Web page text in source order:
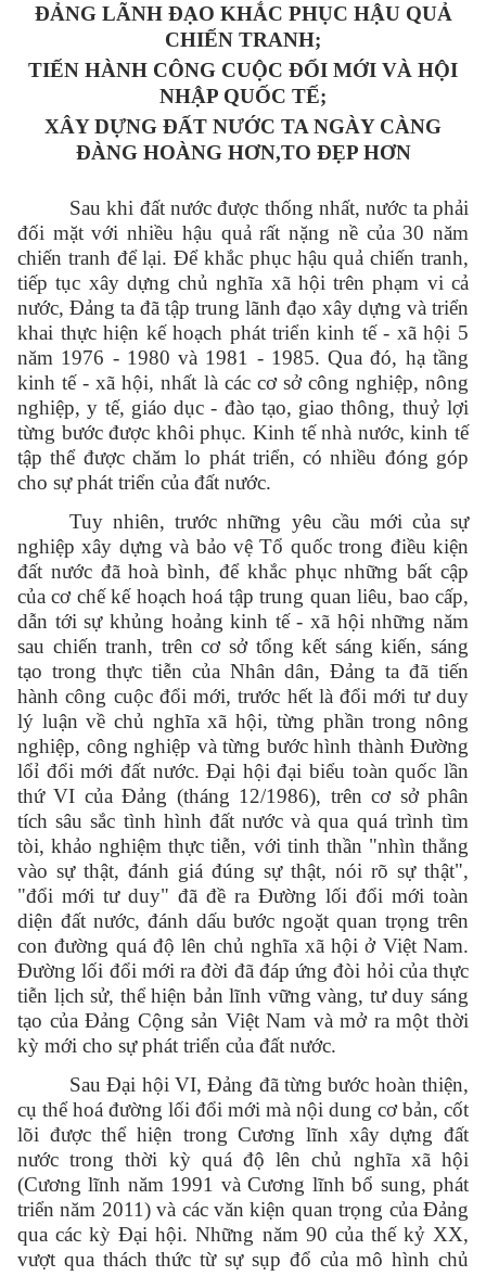
ĐẢNG LÃNH ĐẠO KHẮC PHỤC HẬU QUẢ
CHIẾN TRANH;
TIẾN HÀNH CÔNG CUỘC ĐỔI MỚI VÀ HỘI
NHẬP QUỐC TẾ;
XÂY DỰNG ĐẤT NƯỚC TA NGÀY CÀNG
ĐÀNG HOÀNG HƠN,TO ĐẸP HƠN
Sau khi đất nước được thống nhất, nước ta phải
đối mặt với nhiều hậu quả rất nặng nề của 30 năm
chiến tranh để lại. Để khắc phục hậu quả chiến tranh,
tiếp tục xây dựng chủ nghĩa xã hội trên phạm vi cả
nước, Đảng ta đã tập trung lãnh đạo xây dựng và triển
khai thực hiện kế hoạch phát triển kinh tế - xã hội 5
năm 1976 - 1980 và 1981 - 1985. Qua đó, hạ tầng
kinh tế - xã hội, nhất là các cơ sở công nghiệp, nông
nghiệp, y tế, giáo dục - đào tạo, giao thông, thuỷ lợi
từng bước được khôi phục. Kinh tế nhà nước, kinh tế
tập thể được chăm lo phát triển, có nhiều đóng góp
cho sự phát triển của đất nước.
Tuy nhiên, trước những yêu cầu mới của sự
nghiệp xây dựng và bảo vệ Tổ quốc trong điều kiện
đất nước đã hoà bình, để khắc phục những bất cập
của cơ chế kế hoạch hoá tập trung quan liêu, bao cấp,
dẫn tới sự khủng hoảng kinh tế - xã hội những năm
sau chiến tranh, trên cơ sở tổng kết sáng kiến, sáng
tạo trong thực tiễn của Nhân dân, Đảng ta đã tiến
hành công cuộc đổi mới, trước hết là đổi mới tư duy
lý luận về chủ nghĩa xã hội, từng phần trong nông
nghiệp, công nghiệp và từng bước hình thành Đường
lổỉ đổi mới đất nước. Đại hội đại biểu toàn quốc lần
thứ VI của Đảng (tháng 12/1986), trên cơ sở phân
tích sâu sắc tình hình đất nước và qua quá trình tìm
tòi, khảo nghiệm thực tiễn, với tinh thần "nhìn thẳng
vào sự thật, đánh giá đúng sự thật, nói rõ sự thật",
"đổi mới tư duy" đã đề ra Đường lối đổi mới toàn
diện đất nước, đánh dấu bước ngoặt quan trọng trên
con đường quá độ lên chủ nghĩa xã hội ở Việt Nam.
Đường lối đổi mới ra đời đã đáp ứng đòi hỏi của thực
tiễn lịch sử, thể hiện bản lĩnh vững vàng, tư duy sáng
tạo của Đảng Cộng sản Việt Nam và mở ra một thời
kỳ mới cho sự phát triển của đất nước.
Sau Đại hội VI, Đảng đã từng bước hoàn thiện,
cụ thể hoá đường lối đổi mới mà nội dung cơ bản, cốt
lõi được thể hiện trong Cương lĩnh xây dựng đất
nước trong thời kỳ quá độ lên chủ nghĩa xã hội
(Cương lĩnh năm 1991 và Cương lĩnh bổ sung, phát
triển năm 2011) và các văn kiện quan trọng của Đảng
qua các kỳ Đại hội. Những năm 90 của thế kỷ XX,
vượt qua thách thức từ sự sụp đổ của mô hình chủ